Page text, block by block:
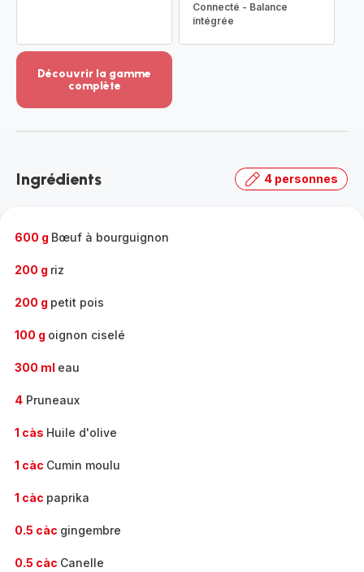
Connecté - Balance
intégrée
Découvrir la gamme
complète
-
gamme
Ingrédients 4 personnes
600 g Bœuf à bourguignon
200 g riz
200 g petit pois
100 g oignon ciselé
300 ml eau
4 Pruneaux
1 càs Huile d'olive
1 càc Cumin moulu
1 càc paprika
0.5 càc gingembre
0.5 càc Canelle